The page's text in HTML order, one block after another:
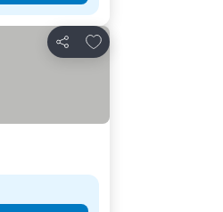
Bagikan
Tambahkan ke favorit